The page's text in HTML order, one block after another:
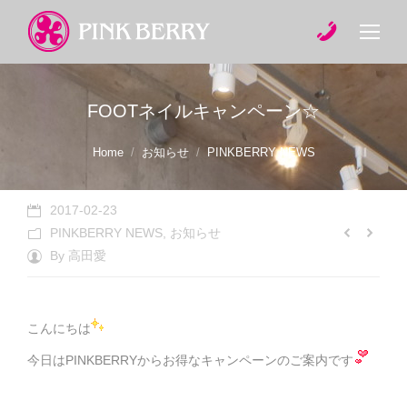
FOOTネイルキャンペーン☆
You are here:Home お知らせ PINKBERRY NEWS
2017-02-23
PINKBERRY NEWS
お知らせ
By 高田愛
こんにちは
今日はPINKBERRYからお得なキャンペーンのご案内です